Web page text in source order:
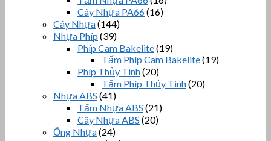
Cây Nhựa PA66(16)
Cây Nhựa(144)
Nhựa Phíp (39)
Phíp Cam Bakelite(19)
Tấm Phíp Cam Bakelite(19)
Phíp Thủy Tinh(20)
Tấm Phíp Thủy Tinh(20)
Nhựa ABS (41)
Tấm Nhựa ABS (21)
Cây Nhựa ABS (20)
Ống Nhựa(24)